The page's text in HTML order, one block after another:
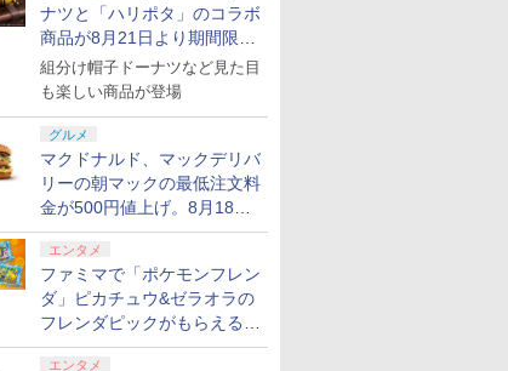
ナツと「ハリポタ」のコラボ
商品が8月21日より期間限定
で発売
組分け帽子ドーナツなど見た目
も楽しい商品が登場
グルメ
マクドナルド、マックデリバ
リーの朝マックの最低注文料
金が500円値上げ。8月18日
より1,500円から受付
エンタメ
ファミマで「ポケモンフレン
ダ」ピカチュウ&ゼラオラの
フレンダピックがもらえるキ
ャンペーン開催！
エンタメ